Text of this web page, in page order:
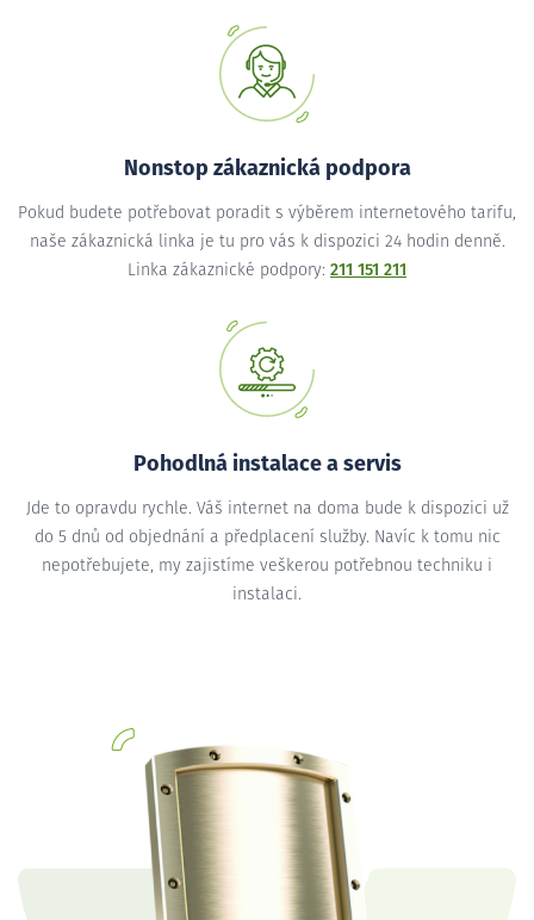
Nonstop zákaznická podpora
Pokud budete potřebovat poradit s výběrem internetového tarifu,
naše zákaznická linka je tu pro vás k dispozici 24 hodin denně.
Linka zákaznické podpory: 211 151 211
Pohodlná instalace a servis
Jde to opravdu rychle. Váš internet na doma bude k dispozici už
do 5 dnů od objednání a předplacení služby. Navíc k tomu nic
nepotřebujete, my zajistíme veškerou potřebnou techniku i
instalaci.